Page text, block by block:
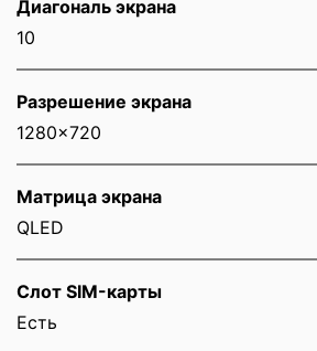
Диагональ экрана
10
Разрешение экрана
1280x720
Матрица экрана
QLED
Слот SIM-карты
Eсть